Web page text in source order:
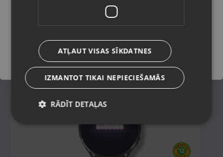
Sigulda, Kr. Valdemāra iela 1a
155.00 €
7.05€/mēn.
Saglabāt
ATĻAUT VISAS SĪKDATNES
IZMANTOT TIKAI NEPIECIEŠAMĀS
RĀDĪT DETAĻAS